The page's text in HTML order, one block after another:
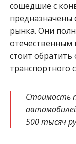
сошедшие с
предназначены
рынка. Они
отечественным
стоит
транспортного
Стоимость
500 тысяч